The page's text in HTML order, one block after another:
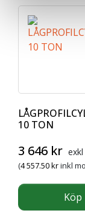
10 TON
3 646 kr
(4 557.50krinkl
Köp